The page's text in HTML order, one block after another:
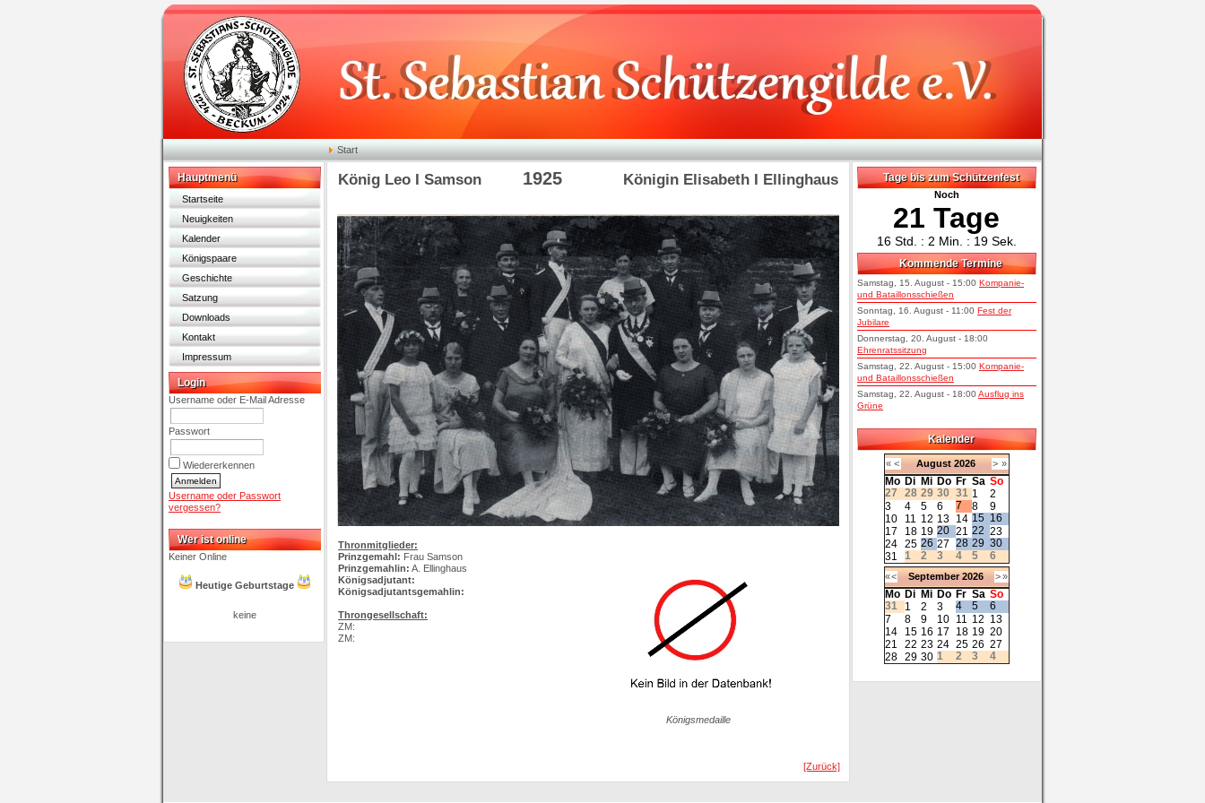
Start
Hauptmenü
Startseite
Neuigkeiten
Kalender
Königspaare
Geschichte
Satzung
Downloads
Kontakt
Impressum
Login
Username oder E-Mail Adresse
Passwort
Wiedererkennen
Username oder Passwort
vergessen?
Wer ist online
Keiner Online
Heutige Geburtstage
keine
Tage bis zum Schützenfest
Noch
21 Tage
16 Std. : 2 Min. : 19 Sek.
Kommende Termine
Samstag, 15. August - 15:00 Kompanie-
und Bataillonsschießen
Sonntag, 16. August - 11:00 Fest der
Jubilare
Donnerstag, 20. August - 18:00
Ehrenratssitzung
Samstag, 22. August - 15:00 Kompanie-
und Bataillonsschießen
Samstag, 22. August - 18:00Ausflug ins
Grüne
Kalender
« < August 2026 > »
Mo Di Mi Do Fr Sa So
27
28 29 30 31 1
2
3
4 5 6 7 8
9
10
11 12 13 14 15 16
17
18 19 20 21 22 23
24 25 26 27 28 29 30
31
1 2 3 4 5 6
«< September 2026 >»
Mo Di Mi Do Fr Sa So
31
1 2 3 4 5
6
7
8 9 10 11 12 13
14
15 16 17 18 19 20
21
22 23 24 25 26 27
28 29 30 1 2 3 4
König Leo I Samson 1925 Königin Elisabeth I Ellinghaus
Thronmitglieder:
Prinzgemahl: Frau Samson
Prinzgemahlin: A. Ellinghaus
Königsadjutant:
Königsadjutantsgemahlin:
Throngesellschaft:
ZM:
ZM:
Königsmedaille
[Zurück]